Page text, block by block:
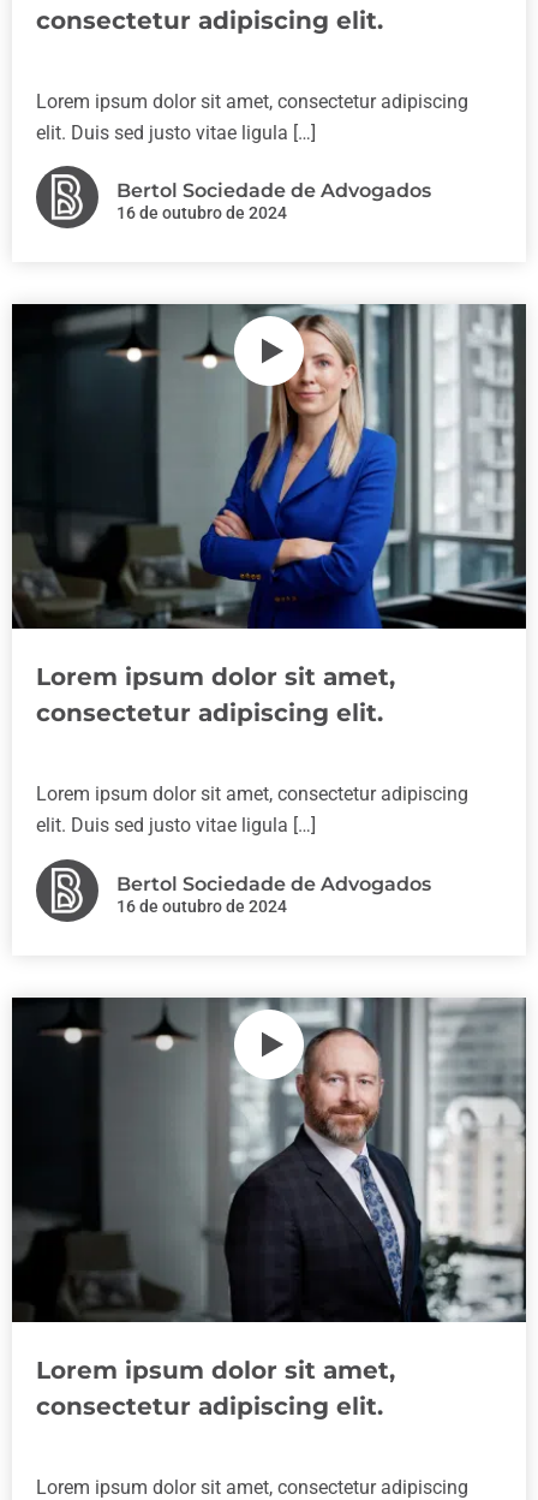
consectetur adipiscing elit.
Lorem ipsum dolor sit amet, consectetur adipiscing
elit. Duis sed justo vitae ligula […]
Bertol Sociedade de Advogados
16 de outubro de 2024
Lorem ipsum dolor sit amet,
consectetur adipiscing elit.
Lorem ipsum dolor sit amet, consectetur adipiscing
elit. Duis sed justo vitae ligula […]
Bertol Sociedade de Advogados
16 de outubro de 2024
Lorem ipsum dolor sit amet,
consectetur adipiscing elit.
Lorem ipsum dolor sit amet, consectetur adipiscing